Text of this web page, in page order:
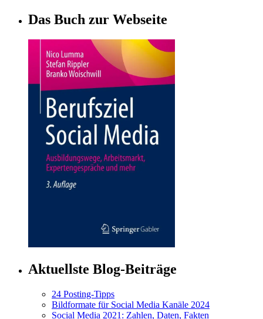
Das Buch zur Webseite
Aktuellste Blog-Beiträge
24 Posting-Tipps
Bildformate für Social Media Kanäle 2024
Social Media 2021: Zahlen, Daten, Fakten